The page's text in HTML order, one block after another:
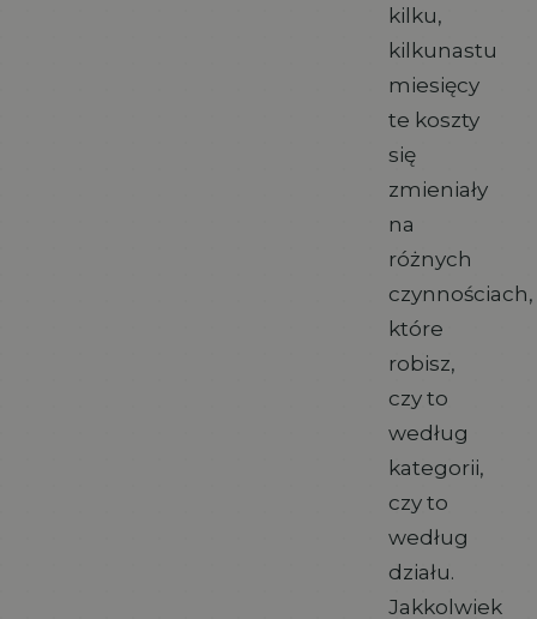
kilku,
kilkunastu
miesięcy
te koszty
się
zmieniały
na
różnych
czynnościach,
które
robisz,
czy to
według
kategorii,
czy to
według
działu.
Jakkolwiek